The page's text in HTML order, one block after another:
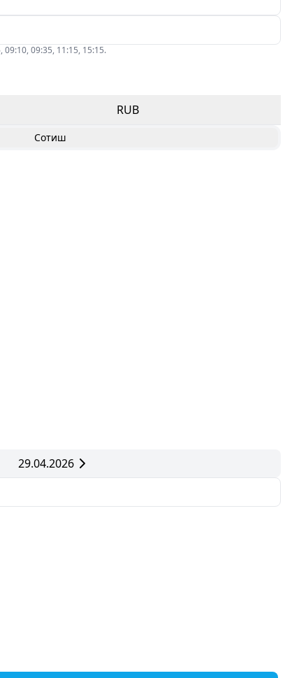
09:35, 11:15, 15:15.
RUB
Сотиш
29.04.2026